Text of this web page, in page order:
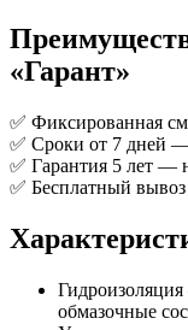
«Гарант»
✅ Фиксированная
✅ Сроки от 7 дней
✅ Гарантия 5 лет —
✅ Бесплатный
обмазочные